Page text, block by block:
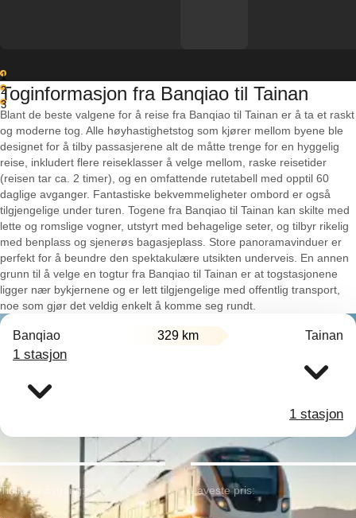
1
2
3
Toginformasjon fra Banqiao til Tainan
Blant de beste valgene for å reise fra Banqiao til Tainan er å ta et raskt
og moderne tog. Alle høyhastighetstog som kjører mellom byene ble
designet for å tilby passasjerene alt de måtte trenge for en hyggelig
reise, inkludert flere reiseklasser å velge mellom, raske reisetider
(reisen tar ca. 2 timer), og en omfattende rutetabell med opptil 60
daglige avganger. Fantastiske bekvemmeligheter ombord er også
tilgjengelige under turen. Togene fra Banqiao til Tainan kan skilte med
lette og romslige vogner, utstyrt med behagelige seter, og tilbyr rikelig
med benplass og sjenerøs bagasjeplass. Store panoramavinduer er
perfekt for å beundre den spektakulære utsikten underveis. En annen
grunn til å velge en togtur fra Banqiao til Tainan er at togstasjonene
ligger nær bykjernene og er lett tilgjengelige med offentlig transport,
noe som gjør det veldig enkelt å komme seg rundt.
Banqiao 329 km Tainan
1 stasjon
1 stasjon
Tidligste avgang: Laveste pris: